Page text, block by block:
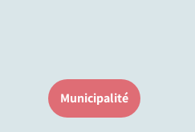
Municipalité